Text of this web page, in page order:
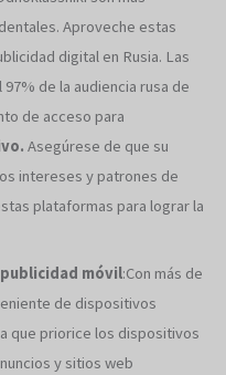
Aproveche estas
digital en Rusia. Las
de la audiencia rusa de
de acceso para
Asegúrese de que su
intereses y patrones de
plataformas para lograr la
publicidad móvil:Con más de
de dispositivos
que priorice los dispositivos
y sitios web